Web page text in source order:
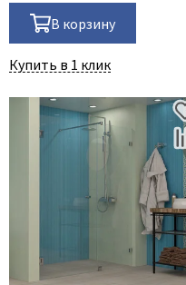
В корзину
Купить в 1 клик